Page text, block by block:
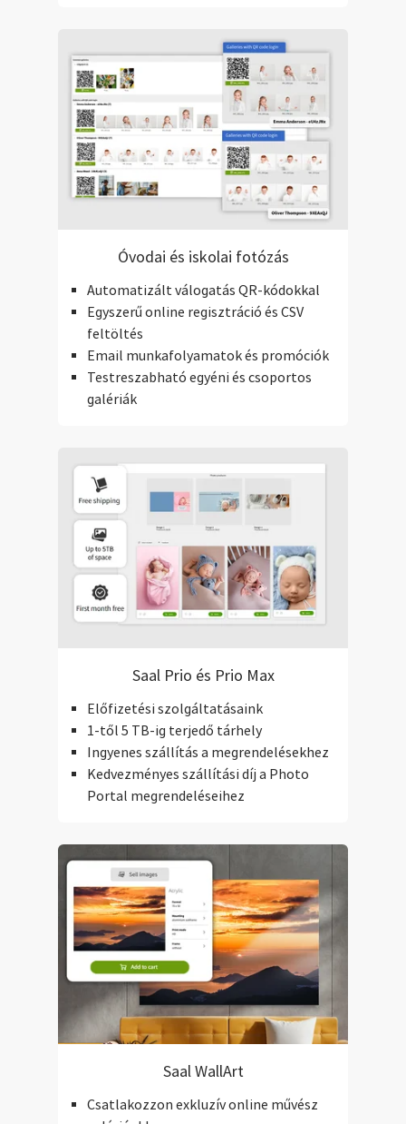
Óvodai és iskolai fotózás
Automatizált válogatás QR-kódokkal
Egyszerű online regisztráció és CSV
feltöltés
Email munkafolyamatok és promóciók
Testreszabható egyéni és csoportos
galériák
Saal Prio és Prio Max
Előfizetési szolgáltatásaink
1-től 5 TB-ig terjedő tárhely
Ingyenes szállítás a megrendelésekhez
Kedvezményes szállítási díj a Photo
Portal megrendeléseihez
Saal WallArt
Csatlakozzon exkluzív online művész